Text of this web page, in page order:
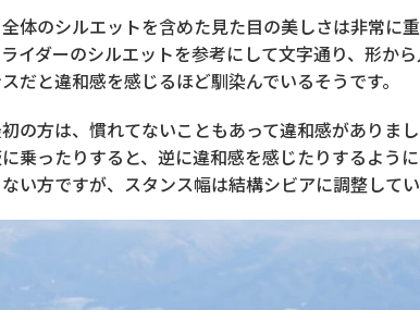
体のシルエットを含めた見た目の美しさは非常に
イダーのシルエットを参考にして文字通り、形か
だと違和感を感じるほど馴染んでいるそうです。
初の方は、慣れてないこともあって違和感がありま
乗ったりすると、逆に違和感を感じたりするよう
い方ですが、スタンス幅は結構シビアに調整して